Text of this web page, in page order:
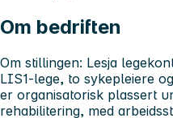
Om bedriften
Om stillingen: Lesja
LIS1-lege, to sykepleiere
er organisatorisk plassert
rehabilitering, med